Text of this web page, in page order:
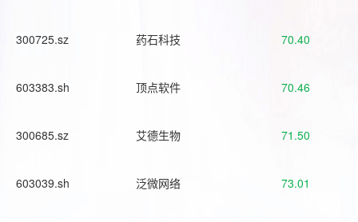
300725.sz 药石科技 70.40
603383.sh 顶点软件 70.46
300685.sz 艾德生物 71.50
603039.sh 泛微网络 73.01